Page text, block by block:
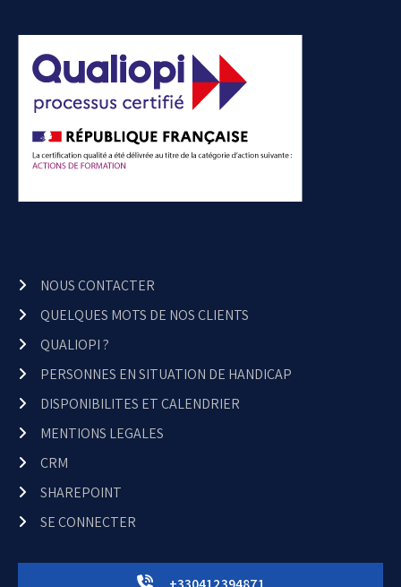
NOUS CONTACTER
QUELQUES MOTS DE NOS CLIENTS
QUALIOPI ?
PERSONNES EN SITUATION DE HANDICAP
DISPONIBILITES ET CALENDRIER
MENTIONS LEGALES
CRM
SHAREPOINT
SE CONNECTER